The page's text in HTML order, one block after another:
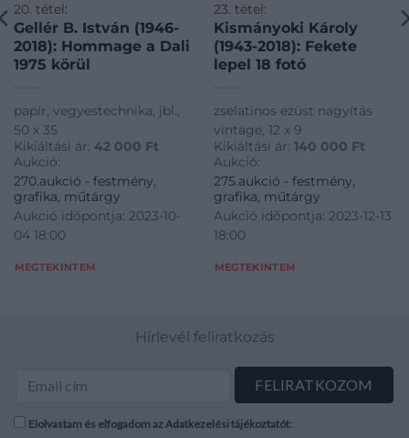
20. tétel:
Gellér B. István (1946-
2018): Hommage a Dali
1975 körül
papír, vegyestechnika, jbl.,
50 x 35
Kikiáltási ár: 42 000 Ft
Aukció:
270.aukció - festmény,
grafika, műtárgy
Aukció időpontja: 2023-10-
04 18:00
MEGTEKINTEM
23. tétel:
Kismányoki Károly
(1943-2018): Fekete
lepel 18 fotó
zselatinos ezüst nagyítás
vintage, 12 x 9
Kikiáltási ár: 140 000 Ft
Aukció:
275.aukció - festmény,
grafika, műtárgy
Aukció időpontja: 2023-12-13
18:00
MEGTEKINTEM
Hírlevél feliratkozás
Elolvastam és elfogadom az Adatkezelési tájékoztatót: